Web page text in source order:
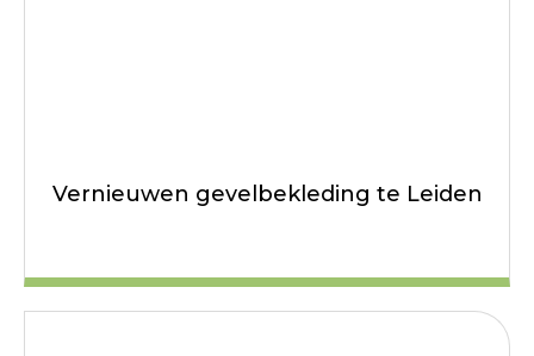
Vernieuwen gevelbekleding te Leiden